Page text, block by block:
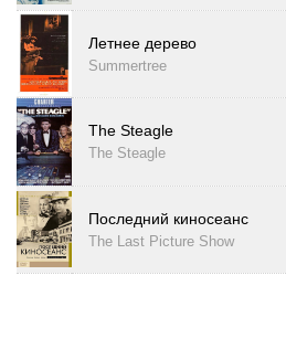
Летнее дерево
Summertree
The Steagle
The Steagle
Последний киносеанс
The Last Picture Show